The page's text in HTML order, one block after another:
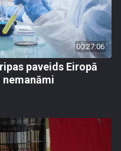
00:27:06
paveids Eiropā